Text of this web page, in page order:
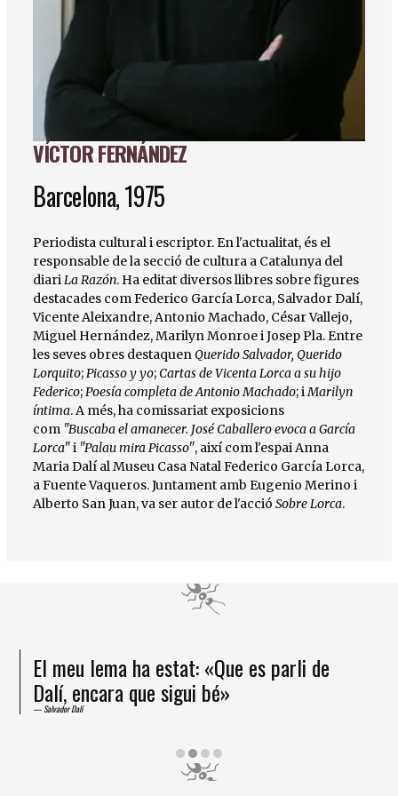
Diapositiva 1 de 1
VÍCTOR FERNÁNDEZ
Barcelona, 1975
Periodista cultural i escriptor. En l'actualitat, és el
responsable de la secció de cultura a Catalunya del
diariLa Razón. Ha editat diversos llibres sobre figures
destacades com Federico García Lorca, Salvador Dalí,
Vicente Aleixandre, Antonio Machado, César Vallejo,
Miguel Hernández, Marilyn Monroe i Josep Pla. Entre
les seves obres destaquenQuerido Salvador, Querido
Lorquito;Picasso y yo;Cartas de Vicenta Lorca a su hijo
Federico;Poesía completa de Antonio Machado; iMarilyn
íntima. A més, ha comissariat exposicions
com "Buscaba el amanecer. José Caballero evoca a García
Lorca"i "Palau mira Picasso", així com l'espai Anna
Maria Dalí al Museu Casa Natal Federico García Lorca,
a Fuente Vaqueros. Juntament amb Eugenio Merino i
Alberto San Juan, va ser autor de l'accióSobre Lorca.
El meu lema ha estat: «Que es parli de
Dalí, encara que sigui bé»
Salvador Dalí